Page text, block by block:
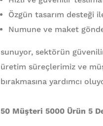
Özgün tasarım desteği
Numune ve maket
sunuyor, sektörün
üretim süreçlerimiz ve
bırakmasına yardımcı
50 Müşteri 5000 Ürün 5